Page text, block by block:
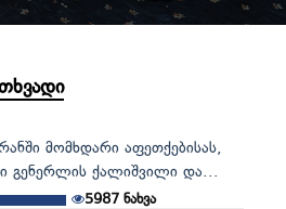
მომხდარი აფეთქებისას,
გენერლის ქალიშვილი და...
5987 ნახვა